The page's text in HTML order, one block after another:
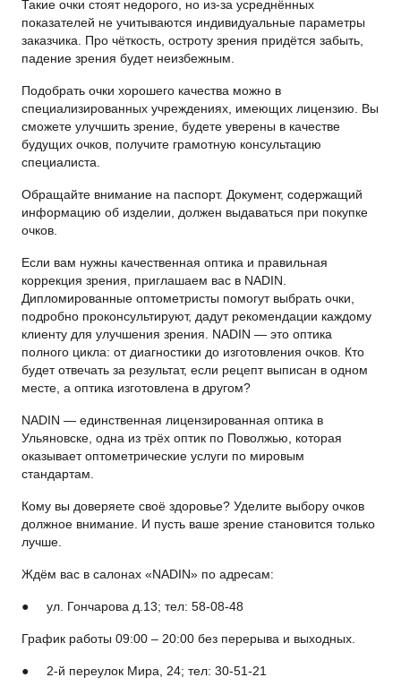
Такие очки стоят недорого, но из-за усреднённых
показателей не учитываются индивидуальные параметры
заказчика. Про чёткость, остроту зрения придётся забыть,
падение зрения будет неизбежным.
Подобрать очки хорошего качества можно в
специализированных учреждениях, имеющих лицензию. Вы
сможете улучшить зрение, будете уверены в качестве
будущих очков, получите грамотную консультацию
специалиста.
Обращайте внимание на паспорт. Документ, содержащий
информацию об изделии, должен выдаваться при покупке
очков.
Если вам нужны качественная оптика и правильная
коррекция зрения, приглашаем вас в NADIN.
Дипломированные оптометристы помогут выбрать очки,
подробно проконсультируют, дадут рекомендации каждому
клиенту для улучшения зрения. NADIN — это оптика
полного цикла: от диагностики до изготовления очков. Кто
будет отвечать за результат, если рецепт выписан в одном
месте, а оптика изготовлена в другом?
NADIN — единственная лицензированная оптика в
Ульяновске, одна из трёх оптик по Поволжью, которая
оказывает оптометрические услуги по мировым
стандартам.
Кому вы доверяете своё здоровье? Уделите выбору очков
должное внимание. И пусть ваше зрение становится только
лучше.
Ждём вас в салонах «NADIN» по адресам:
● ул. Гончарова д.13; тел: 58-08-48
График работы 09:00 – 20:00 без перерыва и выходных.
● 2-й переулок Мира, 24; тел: 30-51-21